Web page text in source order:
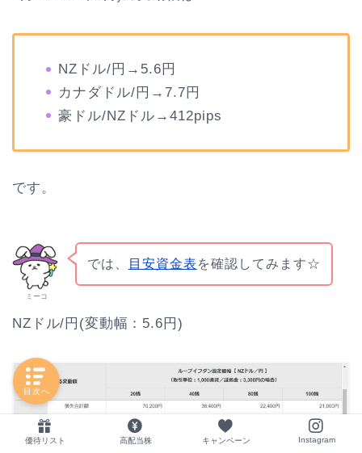
NZドル/円→5.6円
カナダドル/円→7.7円
豪ドル/NZドル→412pips
です。
ミーコ
では、 目安資金表 を確認してみます☆
NZドル/円(変動幅：5.6円)
優待リスト 高配当株 キャンペーン Instagram
目次へ